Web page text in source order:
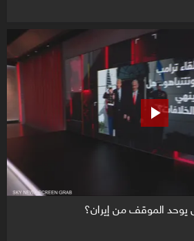
يوحد الموقف من إيران؟